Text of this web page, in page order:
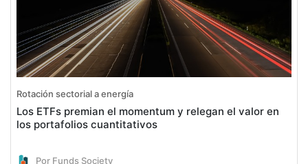
Rotación sectorial a energía
Los ETFs premian el momentum y relegan el valor en
los portafolios cuantitativos
Por Funds Society